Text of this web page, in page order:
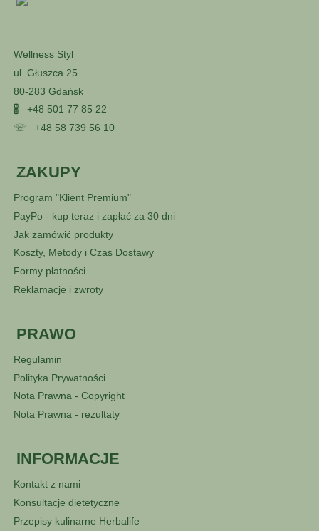
Wellness Styl
ul. Głuszca 25
80-283 Gdańsk
🖁 +48 501 77 85 22
☏ +48 58 739 56 10
ZAKUPY
Program "Klient Premium"
PayPo - kup teraz i zapłać za 30 dni
Jak zamówić produkty
Koszty, Metody i Czas Dostawy
Formy płatności
Reklamacje i zwroty
PRAWO
Regulamin
Polityka Prywatności
Nota Prawna - Copyright
Nota Prawna - rezultaty
INFORMACJE
Kontakt z nami
Konsultacje dietetyczne
Przepisy kulinarne Herbalife